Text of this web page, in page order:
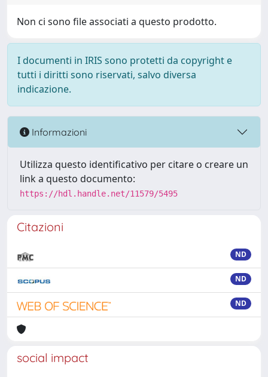
Non ci sono file associati a questo prodotto.
I documenti in IRIS sono protetti da copyright e
tutti i diritti sono riservati, salvo diversa
indicazione.
Informazioni
Utilizza questo identificativo per citare o creare un
link a questo documento:
https://hdl.handle.net/11579/5495
Citazioni
ND
ND
ND
social impact